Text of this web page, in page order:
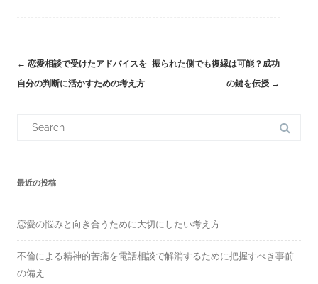
Post
← 恋愛相談で受けたアドバイスを
自分の判断に活かすための考え方
振られた側でも復縁は可能？成功
の鍵を伝授 →
f
o
最近の投稿
恋愛の悩みと向き合うために大切にしたい考え方
不倫による精神的苦痛を電話相談で解消するために把握すべき事前
の備え